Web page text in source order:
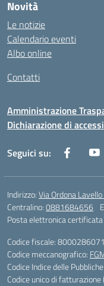
Novità
Le notizie
Calendario eventi
Albo online
Contatti
Amministrazione
Dichiarazione di
Seguici su:
Indirizzo:Via Ordona
Centralino:0881684656
Posta elettronica certificata
Codice fiscale:
Codice meccanografico:
Codice Indice delle
Codice unico di fatturazione